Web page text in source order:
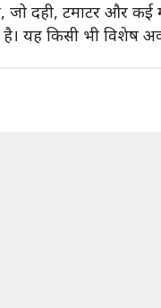
जो दही, टमाटर और कई
यह किसी भी विशेष